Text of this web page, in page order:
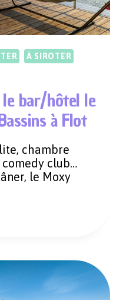
À SIROTER
bar/hôtel le
à Flot
chambre
comedy club…
le Moxy